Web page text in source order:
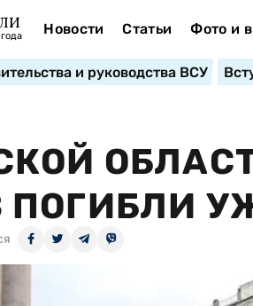
Новости Статьи Фото и
и руководства ВСУ
ПОГИБЛИ